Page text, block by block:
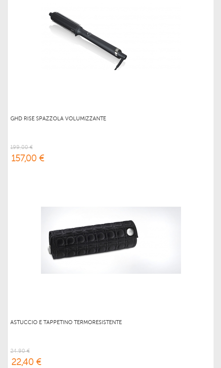
GHD RISE SPAZZOLA VOLUMIZZANTE
199,00 €
157,00 €
ASTUCCIO E TAPPETINO TERMORESISTENTE
24,90 €
22,40 €